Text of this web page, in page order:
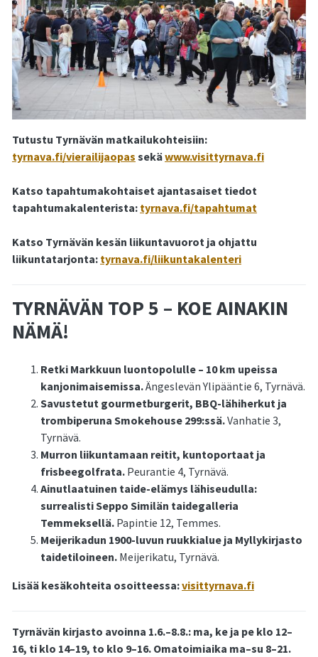
Tutustu Tyrnävän matkailukohteisiin:
tyrnava.fi/vierailijaopas sekäwww.visittyrnava.fi
Katso tapahtumakohtaiset ajantasaiset tiedot
tapahtumakalenterista: tyrnava.fi/tapahtumat
Katso Tyrnävän kesän liikuntavuorot ja ohjattu
liikuntatarjonta: tyrnava.fi/liikuntakalenteri
TYRNÄVÄN TOP 5 – KOE AINAKIN
NÄMÄ!
Retki Markkuun luontopolulle – 10 km upeissa
kanjonimaisemissa.Ängeslevän Ylipääntie 6, Tyrnävä.
Savustetut gourmetburgerit, BBQ-lähiherkut ja
trombiperuna Smokehouse 299:ssä.Vanhatie 3,
Tyrnävä.
Murron liikuntamaan reitit, kuntoportaat ja
frisbeegolfrata. Peurantie 4, Tyrnävä.
Ainutlaatuinen taide-elämys lähiseudulla:
surrealisti Seppo Similän taidegalleria
Temmeksellä. Papintie 12, Temmes.
Meijerikadun 1900-luvun ruukkialue ja Myllykirjasto
taidetiloineen. Meijerikatu, Tyrnävä.
Lisää kesäkohteita osoitteessa:visittyrnava.fi
Tyrnävän kirjasto avoinna 1.6.–8.8.: ma, ke ja pe klo 12–
16, ti klo 14–19, to klo 9–16. Omatoimiaika ma–su 8–21.